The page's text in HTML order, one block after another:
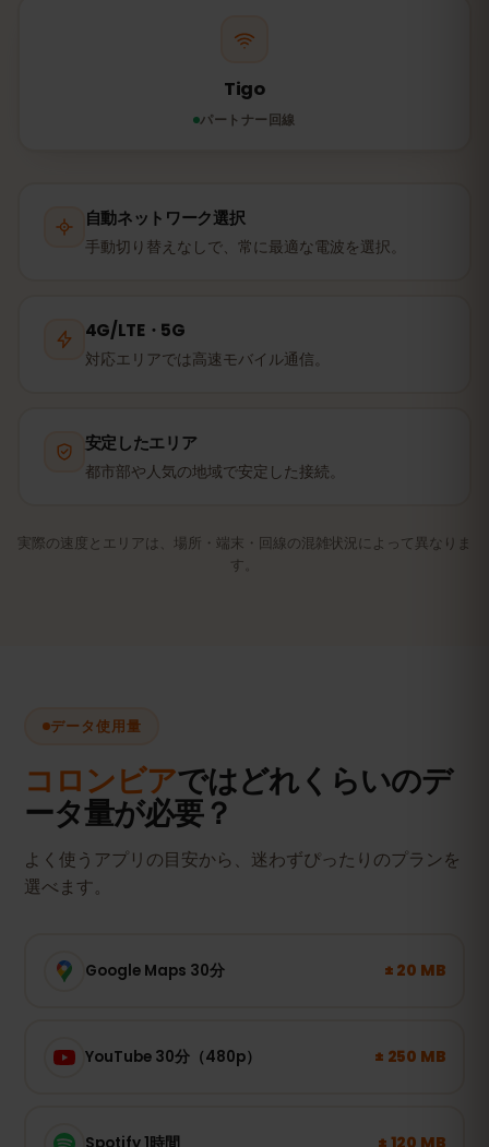
Tigo
パートナー回線
自動ネットワーク選択
手動切り替えなしで、常に最適な電波を選択。
4G/LTE・5G
対応エリアでは高速モバイル通信。
安定したエリア
都市部や人気の地域で安定した接続。
実際の速度とエリアは、場所・端末・回線の混雑状況によって異なりま
す。
データ使用量
コロンビアではどれくらいのデ
ータ量が必要？
よく使うアプリの目安から、迷わずぴったりのプランを
選べます。
Google Maps 30分 ± 20 MB
YouTube 30分（480p） ± 250 MB
Spotify 1時間 ± 120 MB